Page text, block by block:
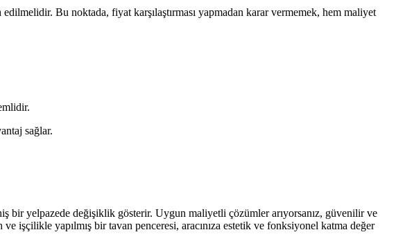
edilmelidir. Bu noktada, fiyat karşılaştırması yapmadan karar vermemek, hem maliyet
sağlar.
bir yelpazede değişiklik gösterir. Uygun maliyetli çözümler arıyorsanız, güvenilir ve
işçilikle yapılmış bir tavan penceresi, aracınıza estetik ve fonksiyonel katma değer